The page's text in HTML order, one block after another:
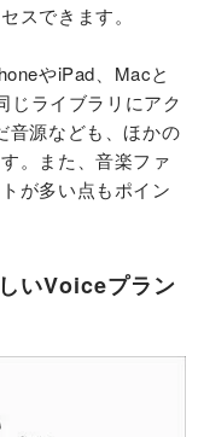
スできます。
やiPad、Macと
じライブラリにアク
音源なども、ほかの
。また、音楽ファ
が多い点もポイン
いVoiceプラン